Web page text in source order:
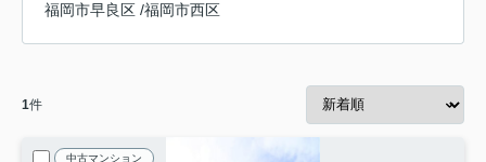
福岡市早良区 /福岡市西区
1件
中古マンション